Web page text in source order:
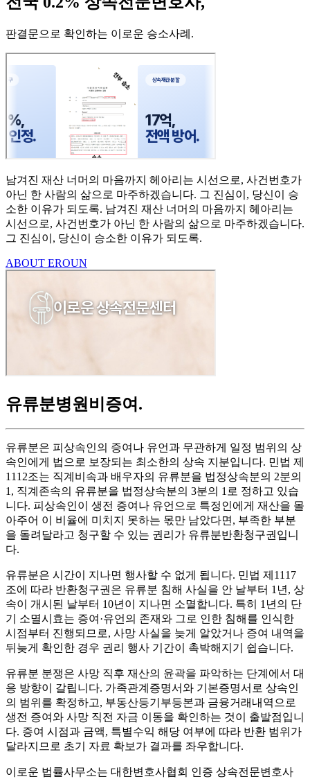
판결문으로 확인하는 이로운 승소사례 .
남겨진 재산 너머의 마음까지 헤아리는 시선으로, 사건번호가
아닌 한 사람의 삶으로 마주하겠습니다. 그 진심이, 당신이 승
소한 이유가 되도록. 남겨진 재산 너머의 마음까지 헤아리는
시선으로, 사건번호가 아닌 한 사람의 삶으로 마주하겠습니다.
그 진심이, 당신이 승소한 이유가 되도록.
ABOUT EROUN
유류분병원비증여 .
유류분은 피상속인의 증여나 유언과 무관하게 일정 범위의 상
속인에게 법으로 보장되는 최소한의 상속 지분입니다. 민법 제
1112조는 직계비속과 배우자의 유류분을 법정상속분의 2분의
1, 직계존속의 유류분을 법정상속분의 3분의 1로 정하고 있습
니다. 피상속인이 생전 증여나 유언으로 특정인에게 재산을 몰
아주어 이 비율에 미치지 못하는 몫만 남았다면, 부족한 부분
을 돌려달라고 청구할 수 있는 권리가 유류분반환청구권입니
다.
유류분은 시간이 지나면 행사할 수 없게 됩니다. 민법 제1117
조에 따라 반환청구권은 유류분 침해 사실을 안 날부터 1년, 상
속이 개시된 날부터 10년이 지나면 소멸합니다. 특히 1년의 단
기 소멸시효는 증여·유언의 존재와 그로 인한 침해를 인식한
시점부터 진행되므로, 사망 사실을 늦게 알았거나 증여 내역을
뒤늦게 확인한 경우 권리 행사 기간이 촉박해지기 쉽습니다.
유류분 분쟁은 사망 직후 재산의 윤곽을 파악하는 단계에서 대
응 방향이 갈립니다. 가족관계증명서와 기본증명서로 상속인
의 범위를 확정하고, 부동산등기부등본과 금융거래내역으로
생전 증여와 사망 직전 자금 이동을 확인하는 것이 출발점입니
다. 증여 시점과 금액, 특별수익 해당 여부에 따라 반환 범위가
달라지므로 초기 자료 확보가 결과를 좌우합니다.
이로운 법률사무소는 대한변호사협회 인증 상속전문변호사